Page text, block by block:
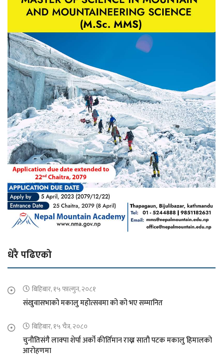
धेरै पढिएको
बिहिबार, १५ फाल्गुन, २०८१
संखुवासभाको मकालु महोत्सवमा को को भए सम्मानित
बिहिबार, १५ चैत्र, २०८०
चुनौतिसंगै लाक्पा शेर्पा अर्को कीर्तिमान राख्न सातौ पटक मकालु हिमालको
आरोहणमा